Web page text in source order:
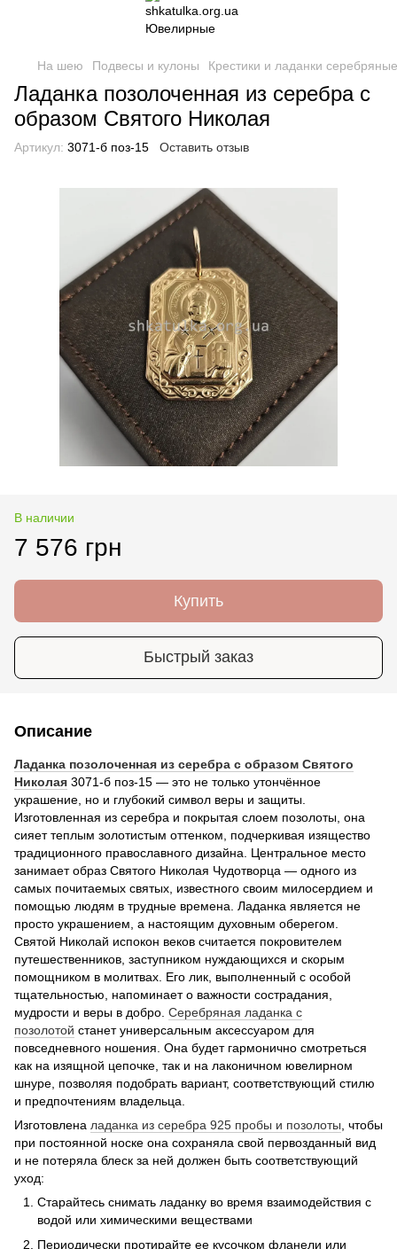
На шею Подвесы и кулоны Крестики и ладанки
Ладанка позолоченная из серебра с
образом Святого Николая
Артикул: 3071-б поз-15 Оставить отзыв
В наличии
7 576 грн
Купить
Быстрый заказ
Описание
Ладанка позолоченная из серебра с образом Святого
Николая 3071-б поз-15 — это не только утончённое
украшение, но и глубокий символ веры и защиты.
Изготовленная из серебра и покрытая слоем позолоты, она
сияет теплым золотистым оттенком, подчеркивая изящество
традиционного православного дизайна. Центральное место
занимает образ Святого Николая Чудотворца — одного из
самых почитаемых святых, известного своим милосердием и
помощью людям в трудные времена. Ладанка является не
просто украшением, а настоящим духовным оберегом.
Святой Николай испокон веков считается покровителем
путешественников, заступником нуждающихся и скорым
помощником в молитвах. Его лик, выполненный с особой
тщательностью, напоминает о важности сострадания,
мудрости и веры в добро. Серебряная ладанка с
позолотой станет универсальным аксессуаром для
повседневного ношения. Она будет гармонично смотреться
как на изящной цепочке, так и на лаконичном ювелирном
шнуре, позволяя подобрать вариант, соответствующий стилю
и предпочтениям владельца.
Изготовлена ладанка из серебра 925 пробы и позолоты , чтобы
при постоянной носке она сохраняла свой первозданный вид
и не потеряла блеск за ней должен быть соответствующий
уход:
Старайтесь снимать ладанку во время взаимодействия с
водой или химическими веществами
Периодически протирайте ее кусочком фланели или